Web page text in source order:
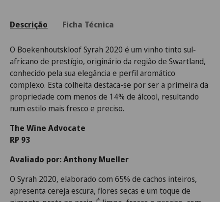
Descrição Ficha Técnica
O Boekenhoutskloof Syrah 2020 é um vinho tinto sul-
africano de prestígio, originário da região de Swartland,
conhecido pela sua elegância e perfil aromático
complexo. Esta colheita destaca-se por ser a primeira da
propriedade com menos de 14% de álcool, resultando
num estilo mais fresco e preciso.
The Wine Advocate
RP 93
Avaliado por: Anthony Mueller
O Syrah 2020, elaborado com 65% de cachos inteiros,
apresenta cereja escura, flores secas e um toque de